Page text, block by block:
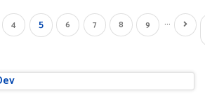
Page
4 Página
actual
5 Page
6 Page
7 Page
8 Page
9 …